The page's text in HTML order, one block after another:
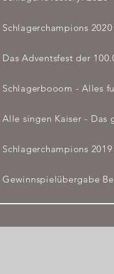
Schlagerchampions
Das Adventsfest der
Schlagerbooom - Alles
Alle singen Kaiser - Das
Schlagerchampions
Gewinnspielübergabe